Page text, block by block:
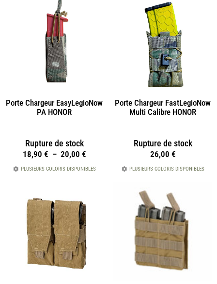
Porte Chargeur EasyLegioNow
PA HONOR
Rupture de stock
18,90 € – 20,00 €
PLUSIEURS COLORIS DISPONIBLES
Porte Chargeur FastLegioNow
Multi Calibre HONOR
Rupture de stock
26,00 €
PLUSIEURS COLORIS DISPONIBLES